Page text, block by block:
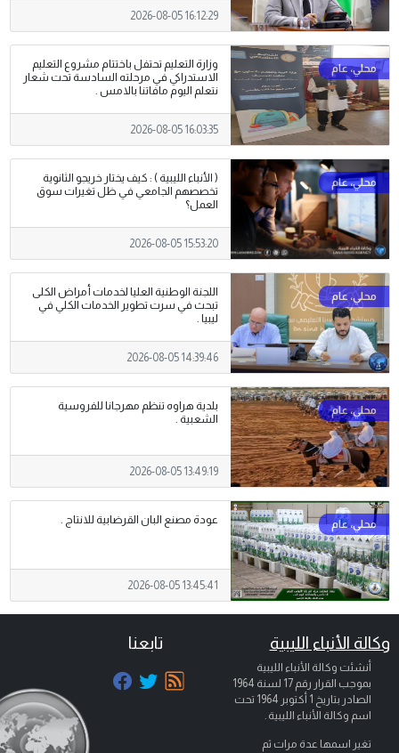
2026-08-05 16:12:29
وزارة التعليم تحتفل باختتام مشروع التعليم
الاستدراكي في مرحلته السادسة تحت شعار
نتعلم اليوم مافاتنا بالامس .
2026-08-05 16:03:35
( الأنباء الليبية ) : كيف يختار خريجو الثانوية
تخصصهم الجامعي في ظل تغيرات سوق
العمل؟
2026-08-05 15:53:20
اللجنة الوطنية العليا لخدمات أمراض الكلى
تبحث في سرت تطوير الخدمات الكلي في
ليبيا .
2026-08-05 14:39:46
بلدية هراوه تنظم مهرجانا للفروسية
الشعبية .
2026-08-05 13:49:19
عودة مصنع البان القرضابية للانتاج .
2026-08-05 13:45:41
وكالة الأنباء الليبية
أنشئت وكالة الأنباء الليبية
بموجب القرار رقم 17 لسنة 1964
الصادر بتاريخ 1 أكتوبر 1964
تحت
اسم وكالة الأنباء الليبية .
تغير اسمها عدة مرات ثم
تابعنا